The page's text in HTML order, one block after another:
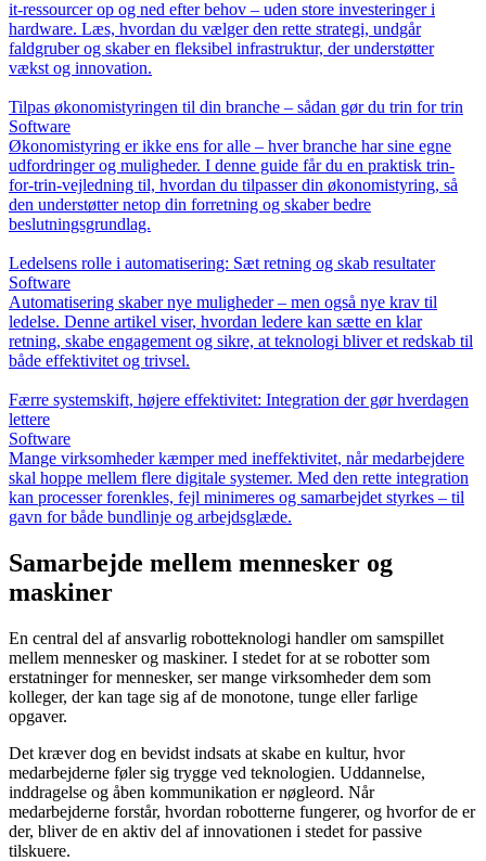
it-ressourcer op og ned efter behov – uden store investeringer i
hardware. Læs, hvordan du vælger den rette strategi, undgår
faldgruber og skaber en fleksibel infrastruktur, der understøtter
vækst og innovation.
Tilpas økonomistyringen til din branche – sådan gør du trin for trin
Software
Økonomistyring er ikke ens for alle – hver branche har sine egne
udfordringer og muligheder. I denne guide får du en praktisk trin-
for-trin-vejledning til, hvordan du tilpasser din økonomistyring, så
den understøtter netop din forretning og skaber bedre
beslutningsgrundlag.
Ledelsens rolle i automatisering: Sæt retning og skab resultater
Software
Automatisering skaber nye muligheder – men også nye krav til
ledelse. Denne artikel viser, hvordan ledere kan sætte en klar
retning, skabe engagement og sikre, at teknologi bliver et redskab til
både effektivitet og trivsel.
Færre systemskift, højere effektivitet: Integration der gør hverdagen
lettere
Software
Mange virksomheder kæmper med ineffektivitet, når medarbejdere
skal hoppe mellem flere digitale systemer. Med den rette integration
kan processer forenkles, fejl minimeres og samarbejdet styrkes – til
gavn for både bundlinje og arbejdsglæde.
Samarbejde mellem mennesker og
maskiner
En central del af ansvarlig robotteknologi handler om samspillet
mellem mennesker og maskiner. I stedet for at se robotter som
erstatninger for mennesker, ser mange virksomheder dem som
kolleger, der kan tage sig af de monotone, tunge eller farlige
opgaver.
Det kræver dog en bevidst indsats at skabe en kultur, hvor
medarbejderne føler sig trygge ved teknologien. Uddannelse,
inddragelse og åben kommunikation er nøgleord. Når
medarbejderne forstår, hvordan robotterne fungerer, og hvorfor de er
der, bliver de en aktiv del af innovationen i stedet for passive
tilskuere.